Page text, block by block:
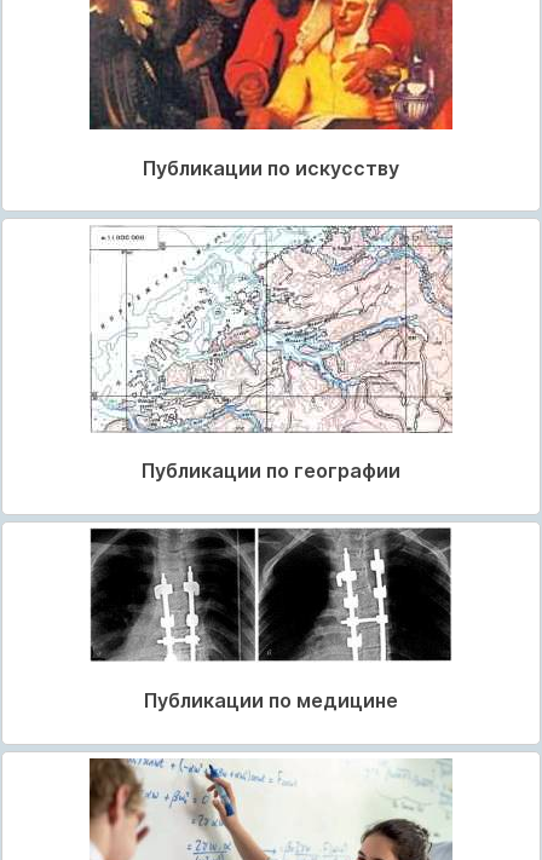
Публикации по искусству
Публикации по географии
Публикации по медицине